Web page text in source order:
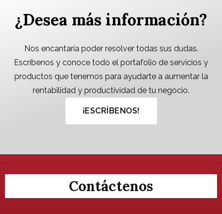
¿Desea más información?
Nos encantaría poder resolver todas sus dudas.
Escríbenos y conoce todo el portafolio de servicios y
productos que tenemos para ayudarte a aumentar la
rentabilidad y productividad de tu negocio.
¡ESCRÍBENOS!
Contáctenos